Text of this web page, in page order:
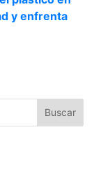
y enfrenta